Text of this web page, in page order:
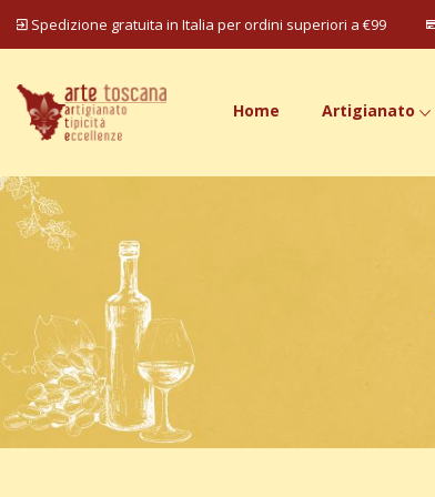
Spedizione gratuita in Italia per ordini superiori a €99
Home Artigianato